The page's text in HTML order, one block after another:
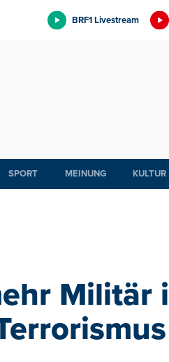
BRF1 Livestream
SPORT MEINUNG KULTUR
Militär